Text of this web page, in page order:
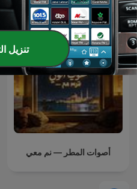
أصوات المطر — نم معي
تنزيل